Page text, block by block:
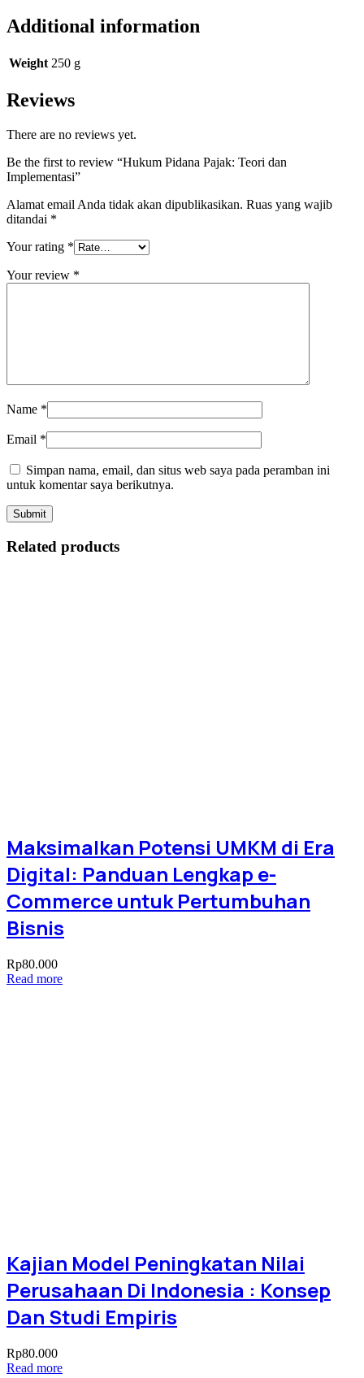
Additional information
Weight 250 g
Reviews
There are no reviews yet.
Be the first to review “Hukum Pidana Pajak: Teori dan
Implementasi”
Alamat email Anda tidak akan dipublikasikan. Ruas yang wajib
ditandai *
Your rating *
Your review *
Name *
Email *
Simpan nama, email, dan situs web saya pada peramban ini
untuk komentar saya berikutnya.
Related products
Maksimalkan Potensi UMKM di Era
Digital: Panduan Lengkap e-
Commerce untuk Pertumbuhan
Bisnis
Rp80.000
Read more
Kajian Model Peningkatan Nilai
Perusahaan Di Indonesia : Konsep
Dan Studi Empiris
Rp80.000
Read more